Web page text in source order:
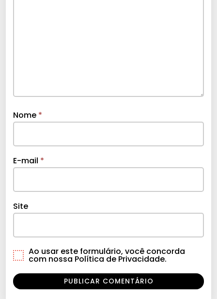
Nome *
E-mail *
Site
Ao usar este formulário, você concorda
com nossa Política de Privacidade.